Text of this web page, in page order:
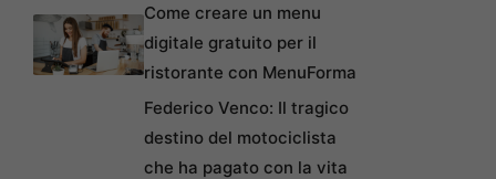
Come creare un menu
digitale gratuito per il
ristorante con MenuForma
Federico Venco: Il tragico
destino del motociclista
che ha pagato con la vita